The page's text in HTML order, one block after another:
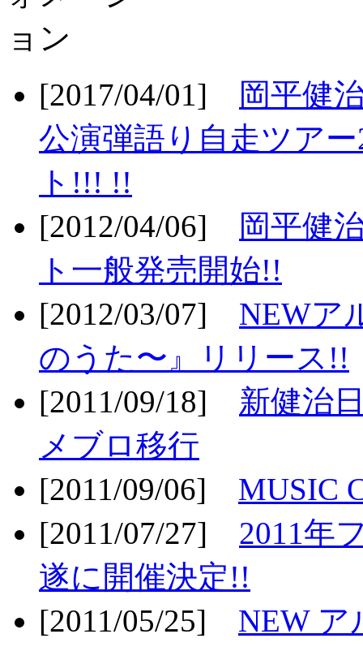
[2017/04/01]
岡平健
公演弾語り自走ツア
ト!!! !!
[2012/04/06]
岡平健
ト一般発売開始!!
[2012/03/07] NEWア
のうた〜』リリース!!
[2011/09/18] 新健治
メブロ移行
[2011/09/06] MUSIC
[2011/07/27] 2011年
遂に開催決定!!
[2011/05/25] NEW